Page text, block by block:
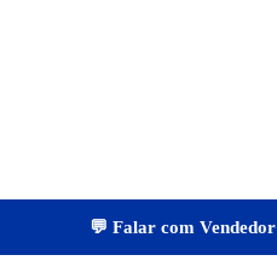
💬 Falar com Vendedor